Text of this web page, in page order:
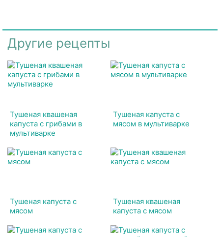
Другие рецепты
Тушеная квашеная
капуста с грибами в
мультиварке
Тушеная капуста с
мясом в мультиварке
Тушеная капуста с
мясом
Тушеная квашеная
капуста с мясом